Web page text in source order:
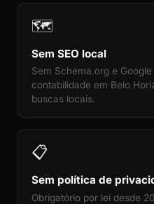
🗺️
Sem SEO local
Sem Schema.org e
contabilidade em Belo
buscas locais.
📋
Sem política de
Obrigatório por lei desde